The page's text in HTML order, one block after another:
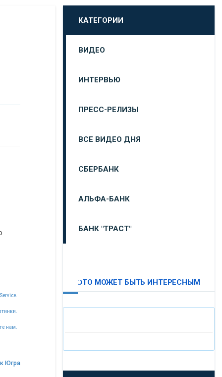
нам.
Югра
КАТЕГОРИИ
ВИДЕО
ИНТЕРВЬЮ
ПРЕСС-РЕЛИЗЫ
ВСЕ ВИДЕО ДНЯ
СБЕРБАНК
АЛЬФА-БАНК
БАНК "ТРАСТ"
ЭТО МОЖЕТ БЫТЬ ИНТЕРЕСНЫМ